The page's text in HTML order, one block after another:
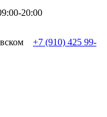
20:00
+7 (910) 425 99-